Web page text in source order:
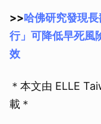
>>哈佛研究發現
行」可降低早死風
效
＊本文由 ELLE
載＊